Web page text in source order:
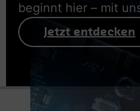
beginnt hier – mit
Jetzt entdecken